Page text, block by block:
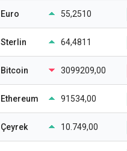
Euro 55,2510
Sterlin 64,4811
Bitcoin 3099209,00
Ethereum 91534,00
Çeyrek 10.749,00